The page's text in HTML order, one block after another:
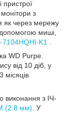
пристрої
з
як через мережу
допомогою миші,
7104HQHI-K1 .
WD Purpe.
від 10 діб, у
місяців
виконання з ІЧ-
(2.8 мм). У